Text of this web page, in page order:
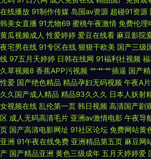
久久资源国产 91超碰在线人人干 国产成人在线综合
美 在线免费观看AV 丁香七月婷婷成人 日韩伦理一
产三级网址 91色综合 欧美变态bdsm 国产精品掏空
91美女小视频 精东影视导航 夜里操成人导航 欧美性
91传媒的免费版 精品动漫一二区 91黑丝足交 精品熟
免费观看国产黄色网址 91久久国产精品 91狼人社在
在线播放 91制作传媒 岛国av资源 超碰91资源
韩美女直播 91尤物69 蜜桃午夜激情 免费伦理
黄瓜视频成人 性爱婷婷 爱豆在线看 麻豆影院
夜宅男在线 91专区在线 狠狠干欧美 国产三级
线 97五月天婷婷 日韩在线网 91福利社视频
久草视频8 香蕉APP污视频 艹艹艹插逼 国产
性爱 国产绝色精品 精品孕妇无码视频 午夜A
久久国产成人精品 精品93久久久 日本人妖射
女视频在线 乱伦第一页 韩日视频 高清国产剧
区 成人无码高清毛片 亚洲av激情电影 午夜导
页 国产高清电影网址 91社区论坛 免费网站黄
亚洲 91午夜在线免费 亚洲精品第五页 麻豆网
产 国产精品亚洲 黄色三级成年 五月天婷婷爱